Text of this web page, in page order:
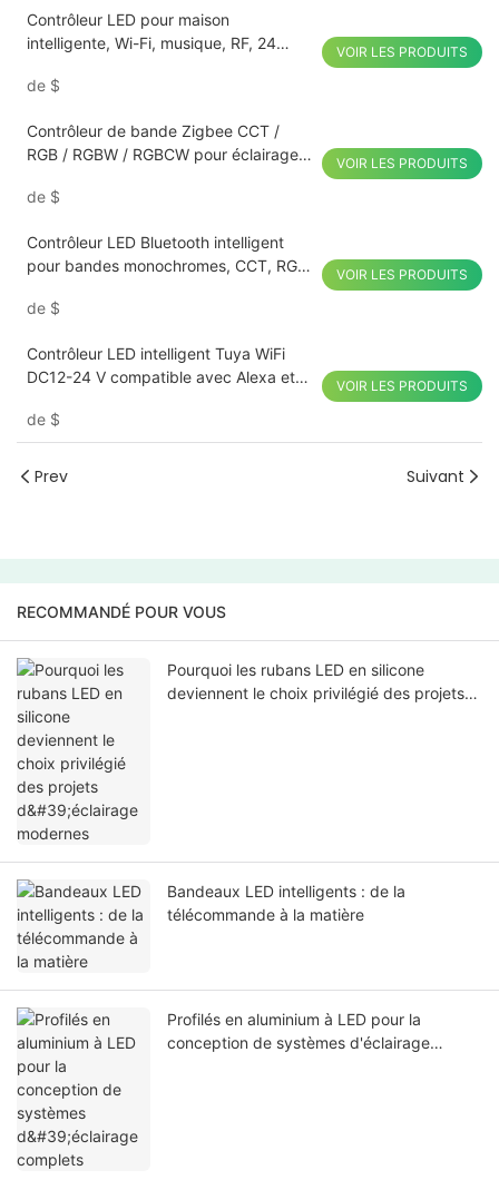
Contrôleur LED pour maison
intelligente, Wi-Fi, musique, RF, 24
de $
VOIR LES PRODUITS
Contrôleur de bande Zigbee CCT /
RGB / RGBW / RGBCW pour éclairage
de $
VOIR LES PRODUITS
Contrôleur LED Bluetooth intelligent
pour bandes monochromes, CCT, RGB,
de $
VOIR LES PRODUITS
Contrôleur LED intelligent Tuya WiFi
DC12-24 V compatible avec Alexa et
de $
VOIR LES PRODUITS
Prev Suivant
RECOMMANDÉ POUR VOUS
Pourquoi les rubans LED en silicone
deviennent le choix privilégié des projets
Bandeaux LED intelligents : de la
télécommande à la matière
Profilés en aluminium à LED pour la
conception de systèmes d'éclairage